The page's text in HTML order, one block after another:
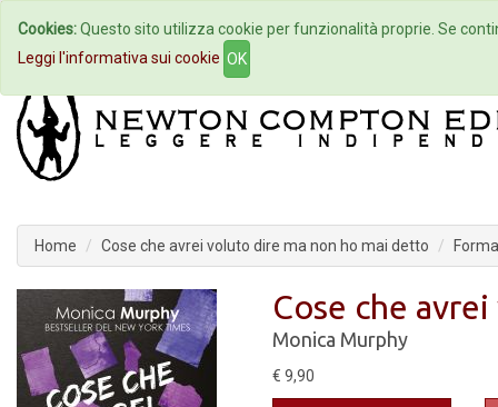
Home Autori Eventi
Home Cose che avrei voluto dire ma non ho mai detto
Cose che
Monica Murphy
€ 9,90
Cookies:Questo sito utilizza cookie per funzionalità proprie. Se
Leggi l'informativa sui cookie OK